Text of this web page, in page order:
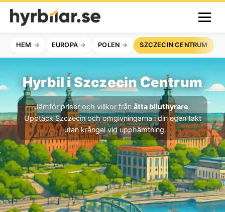
HEM EUROPA POLEN SZCZECIN CENTRUM
Hyrbil i Szczecin Centrum
Jämför priser och villkor från åtta biluthyrare.
Upptäck Szczecin och omgivningarna i din egen takt
- utan krångel vid upphämtning.